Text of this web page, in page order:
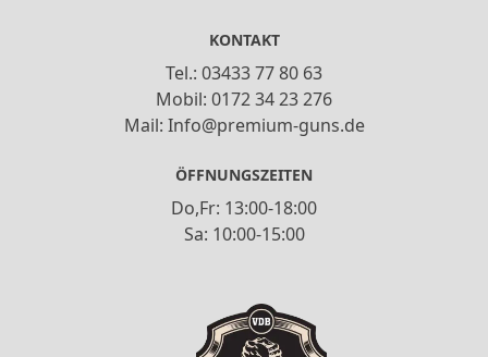
KONTAKT
Tel.: 03433 77 80 63
Mobil: 0172 34 23 276
Mail: Info@premium-guns.de
ÖFFNUNGSZEITEN
Do,Fr: 13:00-18:00
Sa: 10:00-15:00